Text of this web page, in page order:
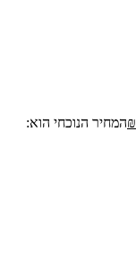
₪המחיר הנוכחי הוא: